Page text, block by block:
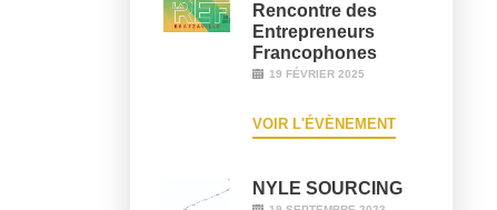
Rencontre des
Entrepreneurs
Francophones
19 FÉVRIER 2025
VOIR L'ÉVÈNEMENT
NYLE SOURCING